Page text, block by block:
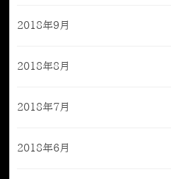
2018年9月
2018年8月
2018年7月
2018年6月